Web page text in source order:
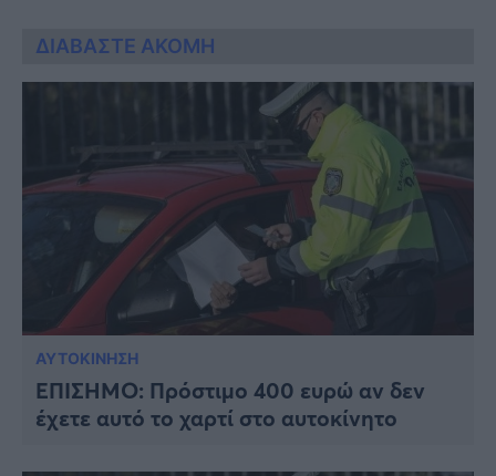
ΔΙΑΒΑΣΤΕ ΑΚΟΜΗ
ΑΥΤΟΚΙΝΗΣΗ
ΕΠΙΣΗΜΟ: Πρόστιμο 400 ευρώ αν δεν
έχετε αυτό το χαρτί στο αυτοκίνητο